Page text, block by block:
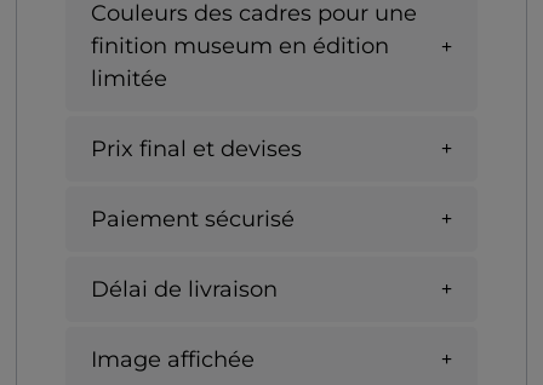
Couleurs des cadres pour une
finition museum en édition
limitée
Prix final et devises
Paiement sécurisé
Délai de livraison
Image affichée